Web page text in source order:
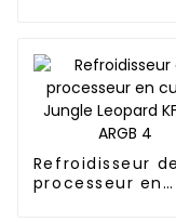
Refroidisseur de
processeur en